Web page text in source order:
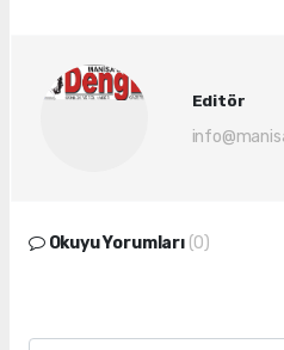
Editör
Okuyu Yorumları (0)